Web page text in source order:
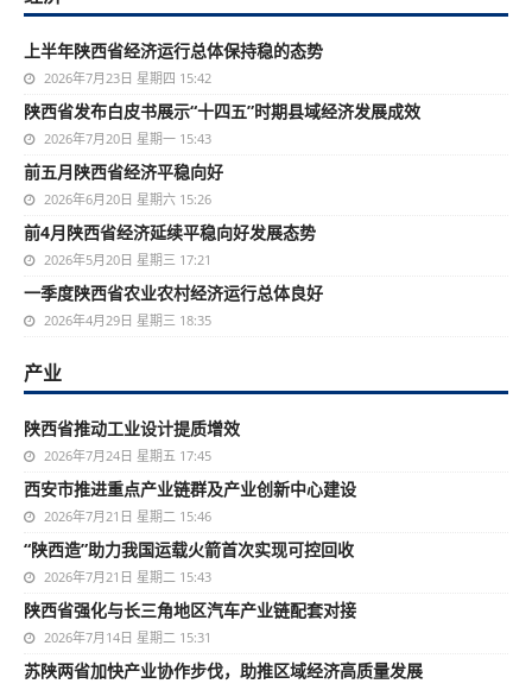
上半年陕西省经济运行总体保持稳的态势
2026年7月23日 星期四 15:42
陕西省发布白皮书展示“十四五”时期县域经济发展成效
2026年7月20日 星期一 15:43
前五月陕西省经济平稳向好
2026年6月20日 星期六 15:26
前4月陕西省经济延续平稳向好发展态势
2026年5月20日 星期三 17:21
一季度陕西省农业农村经济运行总体良好
2026年4月29日 星期三 18:35
产业
陕西省推动工业设计提质增效
2026年7月24日 星期五 17:45
西安市推进重点产业链群及产业创新中心建设
2026年7月21日 星期二 15:46
“陕西造”助力我国运载火箭首次实现可控回收
2026年7月21日 星期二 15:43
陕西省强化与长三角地区汽车产业链配套对接
2026年7月14日 星期二 15:31
苏陕两省加快产业协作步伐，助推区域经济高质量发展